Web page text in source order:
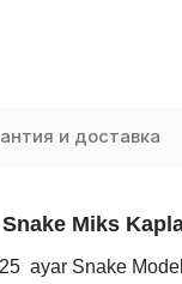
и доставка
Snake Miks
ayar Snake